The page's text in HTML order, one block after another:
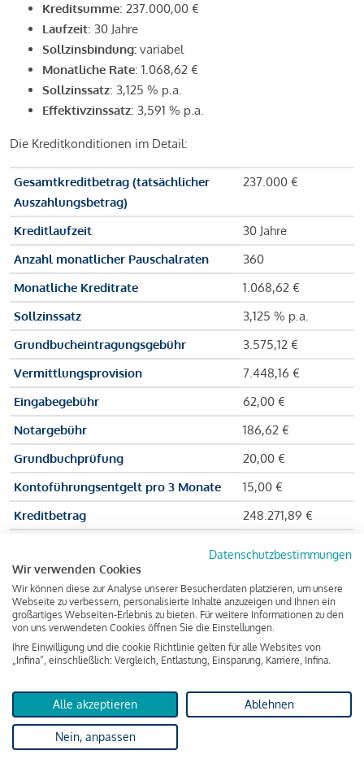
Kreditsumme: 237.000,00 €
Laufzeit: 30 Jahre
Sollzinsbindung: variabel
Monatliche Rate: 1.068,62 €
Sollzinssatz: 3,125 % p.a.
Effektivzinssatz: 3,591 % p.a.
Die Kreditkonditionen im Detail:
Gesamtkreditbetrag (tatsächlicher
Auszahlungsbetrag)
237.000 €
Kreditlaufzeit
30 Jahre
Anzahl monatlicher Pauschalraten
360
Monatliche Kreditrate
1.068,62 €
Sollzinssatz
3,125 % p.a.
Grundbucheintragungsgebühr
3.575,12 €
Vermittlungsprovision
7.448,16 €
Eingabegebühr
62,00 €
Notargebühr
186,62 €
Grundbuchprüfung
20,00 €
Kontoführungsentgelt pro 3 Monate
15,00 €
Kreditbetrag
248.271,89 €
Zu zahlender Gesamtbetrag
Kreditvermittler
INFINA Credit
Broker GmbH
von 237.000 Euro ausgezahlt, um die Wohnung zu kaufen.
Darüber hinaus fallen aber noch einige Gebühren an (z. B. die
Grundbucheintragungsgebühr), sodass die Bank den
Datenschutzbestimmungen
Wir verwenden Cookies
Wir können diese zur Analyse unserer Besucherdaten platzieren, um unsere
Webseite zu verbessern, personalisierte Inhalte anzuzeigen und Ihnen ein
großartiges Webseiten-Erlebnis zu bieten. Für weitere Informationen zu den
von uns verwendeten Cookies öffnen Sie die Einstellungen.
Ihre Einwilligung und die cookie Richtlinie gelten für alle Websites von
„Infina“, einschließlich: Vergleich, Entlastung, Einsparung, Karriere, Infina.
Alle akzeptieren Ablehnen
Nein, anpassen